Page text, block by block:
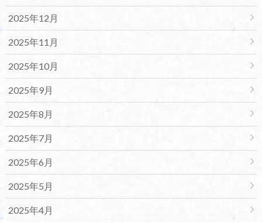
2025年12月
2025年11月
2025年10月
2025年9月
2025年8月
2025年7月
2025年6月
2025年5月
2025年4月